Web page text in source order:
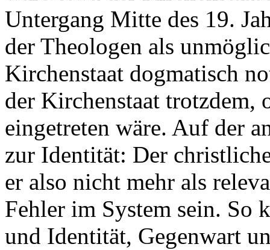
Untergang Mitte des 19.
der Theologen als
Kirchenstaat dogmatisch
der Kirchenstaat trotzdem,
eingetreten wäre. Auf der
zur Identität: Der
er also nicht mehr als
Fehler im System sein. So
und Identität, Gegenwart